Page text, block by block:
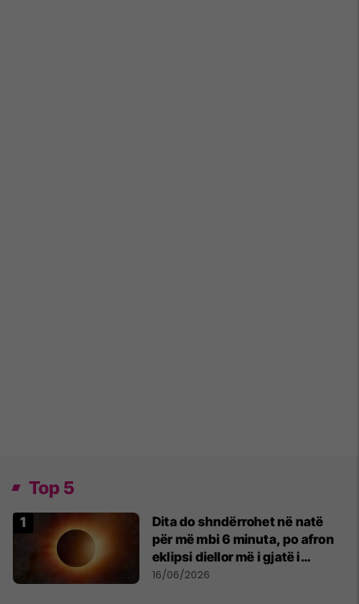
Top 5
Dita do shndërrohet në natë
për më mbi 6 minuta, po afron
eklipsi diellor më i gjatë i
shekullit të 21-të
16/06/2026